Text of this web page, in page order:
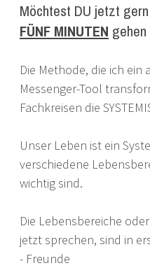
Möchtest DU jetzt
FÜNF MINUTEN
Die Methode, die ich
Messenger-Tool
Fachkreisen die
Unser Leben ist ein
verschiedene
wichtig sind.
Die Lebensbereiche
jetzt sprechen, sind in
- Freunde